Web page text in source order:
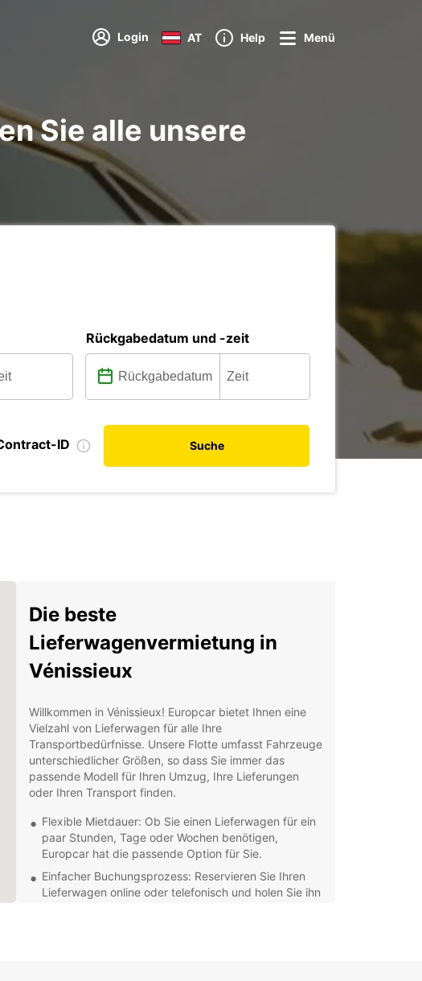
Login AT Help Menü
Sie alle unsere
Rückgabedatum und -zeit
ID Suche
Die beste
Lieferwagenvermietung in
Vénissieux
Willkommen in Vénissieux! Europcar bietet Ihnen eine
Vielzahl von Lieferwagen für alle Ihre
Transportbedürfnisse. Unsere Flotte umfasst Fahrzeuge
unterschiedlicher Größen, so dass Sie immer das
passende Modell für Ihren Umzug, Ihre Lieferungen
oder Ihren Transport finden.
Flexible Mietdauer: Ob Sie einen Lieferwagen für ein
paar Stunden, Tage oder Wochen benötigen,
Europcar hat die passende Option für Sie.
Einfacher Buchungsprozess: Reservieren Sie Ihren
Lieferwagen online oder telefonisch und holen Sie ihn